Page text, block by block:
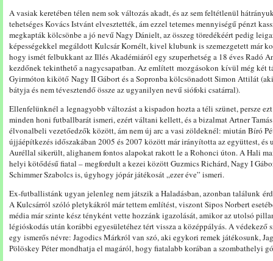
A vasiak keretében télen nem sok változás akadt, és az sem feltétlenül
tehetséges Kovács Istvánt elvesztették, ám ezzel tetemes mennyiségű pénzt
megkapták kölcsönbe a jó nevű Nagy Dánielt, az összeg töredékéért pedig
képességekkel megáldott Kulcsár Kornélt, kivel klubunk is szemezgetett már
hogy ismét felbukkant az Illés Akadémiáról egy szuperhetség a 18 éves Radó
kezdőnek tekinthető a nagycsapatban. Az említett mozgásokon kívül még két
Gyirmóton kikötő Nagy II Gábort és a Sopronba kölcsönadott Simon Attilát
bátyja és nem tévesztendő össze az ugyanilyen nevű siófoki csatárral).
Ellenfelünknél a legnagyobb változást a kispadon hozta a téli szünet, persze
minden honi futballbarát ismeri, ezért váltani kellett, és a bizalmat Artner
élvonalbeli vezetőedzők között, ám nem új arc a vasi zöldeknél: miután Bíró
újjáépítkezés időszakában 2005 és 2007 között már irányította az együttest, és
Auréllal sikerült, alighanem fontos alapokat rakott le a Rohonci úton. A Hali
helyi kötődésű fiatal – megfordult a kezei között Guzmics Richárd, Nagy I
Schimmer Szabolcs is, úgyhogy jópár játékosát „ezer éve” ismeri.
Ex-futballistánk ugyan jelenleg nem játszik a Haladásban, azonban találunk
A Kulcsárról szóló pletykákról már tettem említést, viszont Sipos Norbert
média már szinte kész tényként vette hozzánk igazolását, amikor az utolsó
légióskodás után korábbi egyesületéhez tért vissza a középpályás. A
egy ismerős névre: Jagodics Márkról van szó, aki egykori remek játékosunk,
Pölöskey Péter mondhatja el magáról, hogy fiatalabb korában a szombathelyi